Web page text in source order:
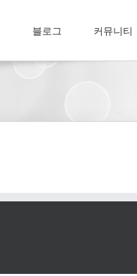
블로그 커뮤니티